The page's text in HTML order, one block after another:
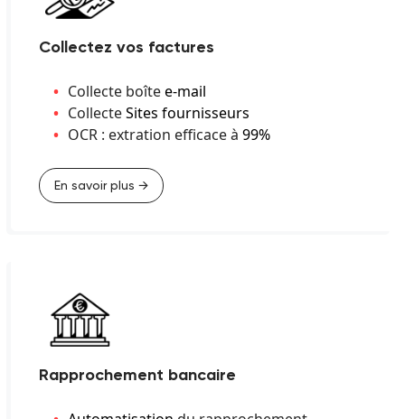
Collectez vos factures
Collecte boîtee-mail
CollecteSites fournisseurs
OCR : extration efficace à 99%
En savoir plus →
Rapprochement bancaire